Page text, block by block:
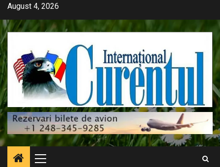
Skip
content
August 4, 2026
Primary